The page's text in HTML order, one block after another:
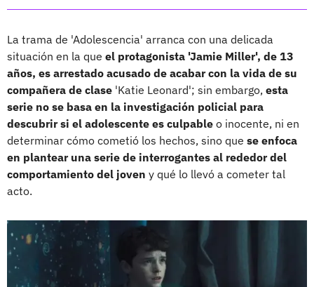
La trama de 'Adolescencia' arranca con una delicada
situación en la que el protagonista 'Jamie Miller', de 13
años, es arrestado acusado de acabar con la vida de su
compañera de clase 'Katie Leonard'; sin embargo, esta
serie no se basa en la investigación policial para
descubrir si el adolescente es culpable o inocente, ni en
determinar cómo cometió los hechos, sino que se enfoca
en plantear una serie de interrogantes al rededor del
comportamiento del joven y qué lo llevó a cometer tal
acto.